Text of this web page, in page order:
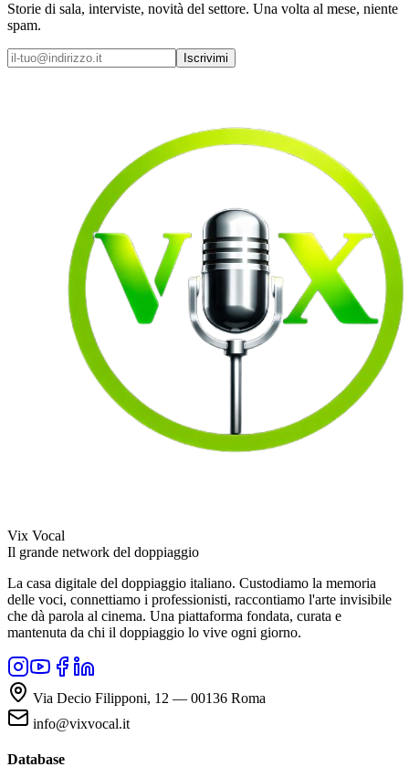
Storie di sala, interviste, novità del settore. Una volta al mese, niente
spam.
Iscrivimi
Vix Vocal
Il grande network del doppiaggio
La casa digitale del doppiaggio italiano. Custodiamo la memoria
delle voci, connettiamo i professionisti, raccontiamo l'arte invisibile
che dà parola al cinema. Una piattaforma fondata, curata e
mantenuta da chi il doppiaggio lo vive ogni giorno.
Via Decio Filipponi, 12 — 00136 Roma
info@vixvocal.it
Database